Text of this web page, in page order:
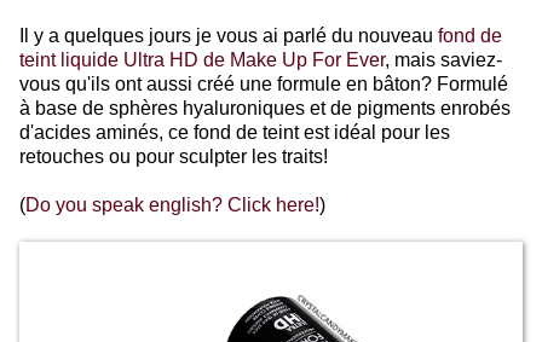
Il y a quelques jours je vous ai parlé du nouveau fond de
teint liquide Ultra HD de Make Up For Ever, mais saviez-
vous qu'ils ont aussi créé une formule en bâton? Formulé
à base de sphères hyaluroniques et de pigments enrobés
d'acides aminés, ce fond de teint est idéal pour les
retouches ou pour sculpter les traits!
(Do you speak english? Click here!)